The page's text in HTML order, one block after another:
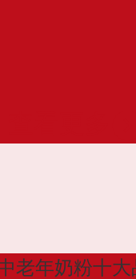
老年奶粉十